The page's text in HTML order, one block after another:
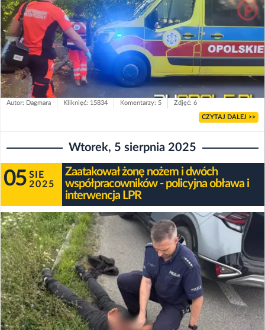
Autor: Dagmara Kliknięć: 15834 Komentarzy: 5 Zdjęć: 6
CZYTAJ DALEJ >>
Wtorek, 5 sierpnia 2025
05 SIE
2025
Zaatakował żonę nożem i dwóch
współpracowników - policyjna obława i
interwencja LPR